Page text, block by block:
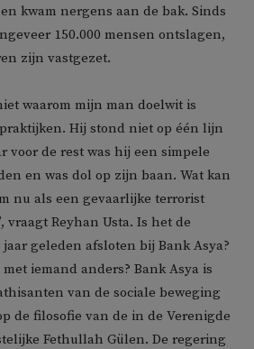
kwam nergens aan de bak. Sinds
150.000 mensen ontslagen,
zijn vastgezet.
waarom mijn man doelwit is
Hij stond niet op één lijn
voor de rest was hij een simpele
en was dol op zijn baan. Wat kan
nu als een gevaarlijke terrorist
vraagt Reyhan Usta. Is het de
geleden afsloten bij Bank Asya?
iemand anders? Bank Asya is
van de sociale beweging
de filosofie van de in de Verenigde
Fethullah Gülen. De regering